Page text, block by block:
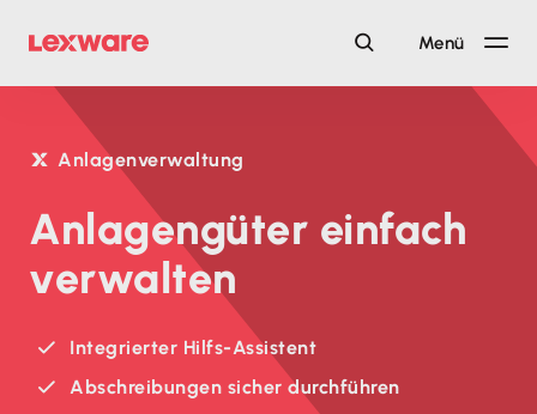
Menü
Anlagenverwaltung
Anlagengüter einfach
verwalten
Integrierter Hilfs-Assistent
Abschreibungen sicher durchführen